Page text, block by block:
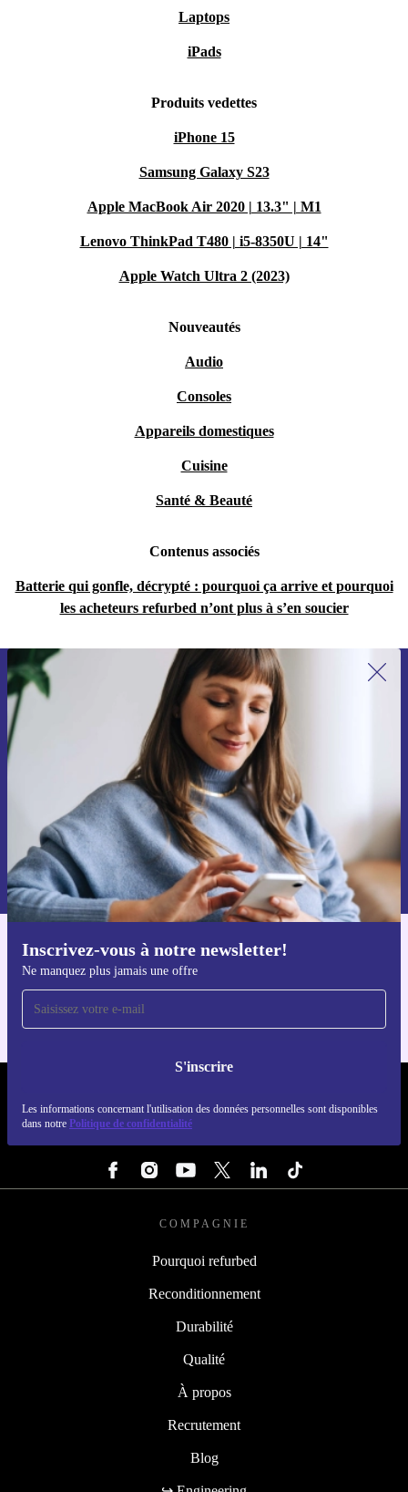
Laptops
iPads
Produits vedettes
iPhone 15
Samsung Galaxy S23
Apple MacBook Air 2020 | 13.3" | M1
Lenovo ThinkPad T480 | i5-8350U | 14"
Apple Watch Ultra 2 (2023)
Nouveautés
Audio
Consoles
Appareils domestiques
Cuisine
Santé & Beauté
Contenus associés
Batterie qui gonfle, décrypté : pourquoi ça arrive et pourquoi
les acheteurs refurbed n’ont plus à s’en soucier
Inscrivez-vous à notre newsletter!
Ne manquez plus jamais une offre
S'inscrire
Les informations concernant l'utilisation des données personnelles sont disponibles
dans notre Politique de confidentialité
Recevoir offres et infos de refurbed
par mail
Ne manquez plus aucune offre.
S'inscrire
Retrouvez les informations sur l'utilisation des données personnelles
dans notre
politique de confidentialité.
Téléchargez l'application refurbed
Pour iOS et Android
COMPAGNIE
Pourquoi refurbed
Reconditionnement
Durabilité
Qualité
À propos
Recrutement
Blog